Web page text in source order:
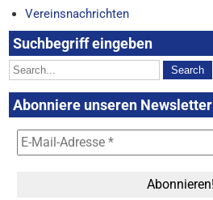
Vereinsnachrichten
Suchbegriff eingeben
Abonniere unseren Newsletter